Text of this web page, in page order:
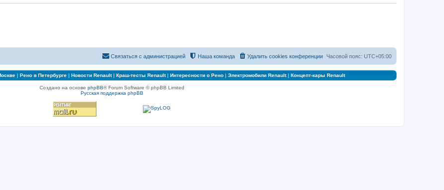
Часовой пояс: UTC+05:00
Удалить cookies конференции
Наша команда
Связаться с администрацией
| Рено в Петербурге| Новости Renault| Краш-тесты Renault| Интересности о Рено| Электромобили Renault| Концепт-кары Renault
Создано на основе phpBB® Forum Software © phpBB Limited
Русская поддержка phpBB